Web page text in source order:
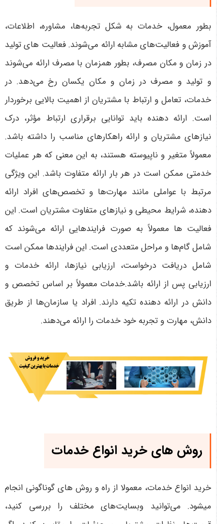
بطور معمول، خدمات به شکل تجربه‌ها، مشاوره، اطلاعات،
آموزش و فعالیت‌های مشابه ارائه می‌شوند. فعالیت های تولید
در زمان و مکان مصرف، بطور همزمان با مصرف ارائه می‌شوند
و تولید و مصرف در زمان و مکان یکسان رخ می‌دهد. در
خدمات، تعامل و ارتباط با مشتریان از اهمیت بالایی برخوردار
است. ارائه دهنده باید توانایی برقراری ارتباط مؤثر، درک
نیازهای مشتریان و ارائه راهکارهای مناسب را داشته باشد.
معمولاً متغیر و ناپیوسته هستند، به این معنی که هر عملیات
خدمتی ممکن است در هر بار ارائه متفاوت باشد. این ویژگی
مرتبط با عواملی مانند مهارت‌ها و تخصص‌های افراد ارائه
دهنده، شرایط محیطی و نیازهای متفاوت مشتریان است. این
فعالیت ها معمولاً به صورت فرایندهایی ارائه می‌شوند که
شامل گام‌ها و مراحل متعددی است. این فرایندها ممکن است
شامل دریافت درخواست، ارزیابی نیازها، ارائه خدمات و
ارزیابی پس از ارائه باشد.خدمات معمولاً بر اساس تخصص و
دانش در ارائه دهنده تکیه دارند. افراد یا سازمان‌ها از طریق
دانش، مهارت و تجربه خود خدمات را ارائه می‌دهند.
روش های خرید انواع خدمات
خرید انواع خدمات، معمولا از راه و روش های گوناگونی انجام
میشود. می‌توانید وبسایت‌های مختلف را بررسی کنید،